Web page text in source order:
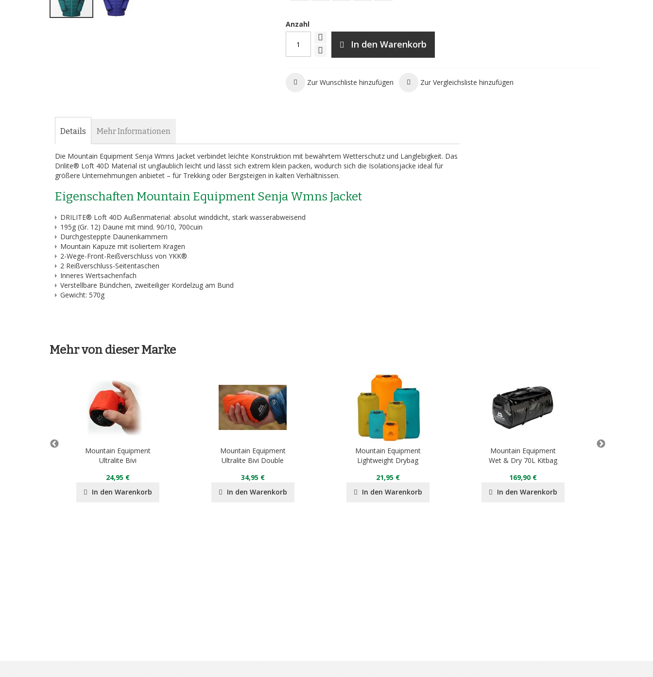
Anzahl
In den Warenkorb
Zur Wunschliste hinzufügen Zur Vergleichsliste hinzufügen
Details
Die Mountain Equipment Senja Wmns Jacket verbindet leichte Konstruktion mit bewährtem Wetterschutz und Langlebigkeit. Das
Drilite® Loft 40D Material ist unglaublich leicht und lässt sich extrem klein packen, wodurch sich die Isolationsjacke ideal für
größere Unternehmungen anbietet – für Trekking oder Bergsteigen in kalten Verhältnissen.
Eigenschaften Mountain Equipment Senja Wmns Jacket
DRILITE® Loft 40D Außenmaterial: absolut winddicht, stark wasserabweisend
195g (Gr. 12) Daune mit mind. 90/10, 700cuin
Durchgesteppte Daunenkammern
Mountain Kapuze mit isoliertem Kragen
2-Wege-Front-Reißverschluss von YKK®
2 Reißverschluss-Seitentaschen
Inneres Wertsachenfach
Verstellbare Bündchen, zweiteiliger Kordelzug am Bund
Gewicht: 570g
Mehr Informationen
Mehr von dieser Marke
Mountain Equipment
Ultralite Bivi
24,95 €
In den Warenkorb
Mountain Equipment
Ultralite Bivi Double
34,95 €
In den Warenkorb
Mountain Equipment
Lightweight Drybag
21,95 €
In den Warenkorb
Mountain Equipment
Wet & Dry 70L Kitbag
169,90 €
In den Warenkorb